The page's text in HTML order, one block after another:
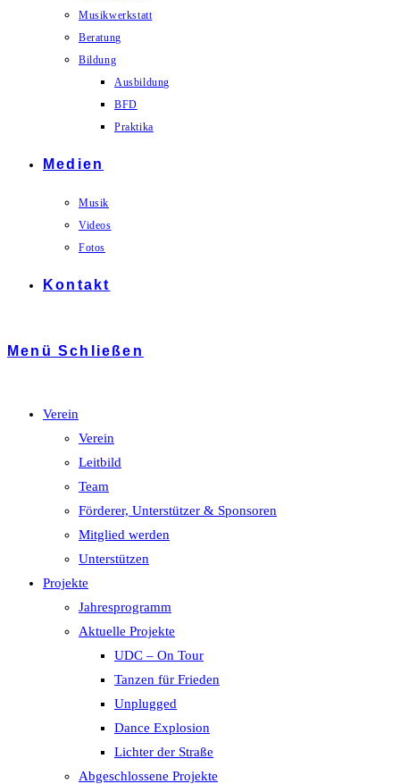
Musikwerkstatt
Beratung
Bildung
Ausbildung
BFD
Praktika
Medien
Musik
Videos
Fotos
Kontakt
Menü Schließen
Verein
Verein
Leitbild
Team
Förderer, Unterstützer & Sponsoren
Mitglied werden
Unterstützen
Projekte
Jahresprogramm
Aktuelle Projekte
UDC – On Tour
Tanzen für Frieden
Unplugged
Dance Explosion
Lichter der Straße
Abgeschlossene Projekte